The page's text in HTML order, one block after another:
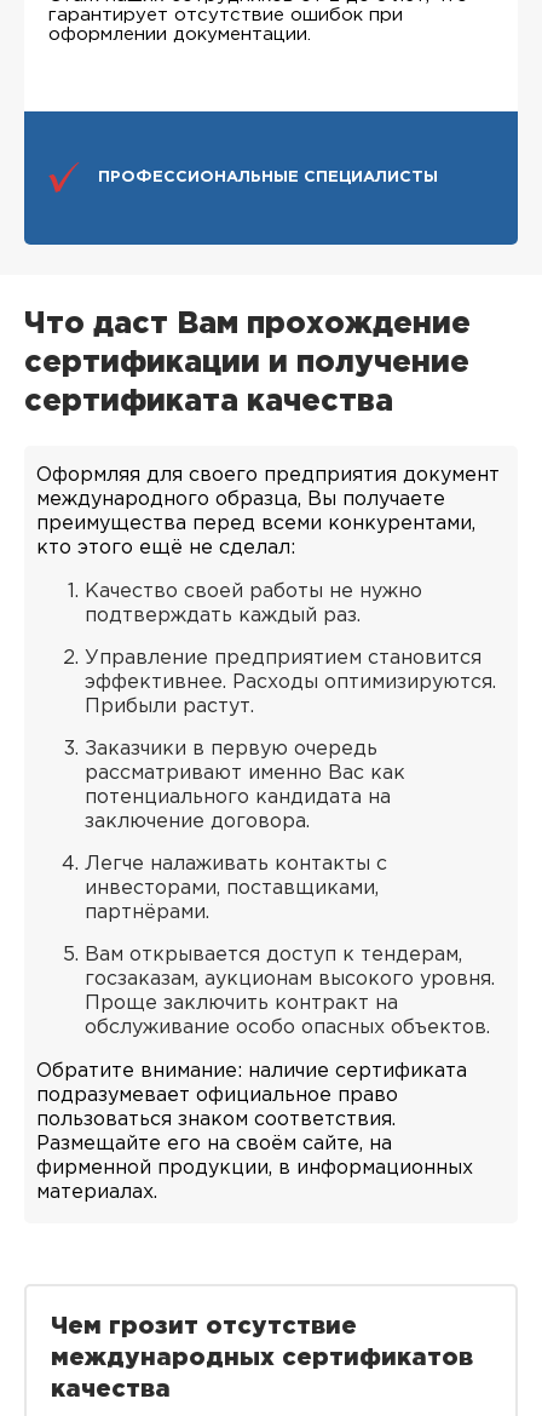
гарантирует отсутствие ошибок при
оформлении документации.
ПРОФЕССИОНАЛЬНЫЕ СПЕЦИАЛИСТЫ
Что даст Вам прохождение
сертификации и получение
сертификата качества
Оформляя для своего предприятия документ
международного образца, Вы получаете
преимущества перед всеми конкурентами,
кто этого ещё не сделал:
Качество своей работы не нужно
подтверждать каждый раз.
Управление предприятием становится
эффективнее. Расходы оптимизируются.
Прибыли растут.
Заказчики в первую очередь
рассматривают именно Вас как
потенциального кандидата на
заключение договора.
Легче налаживать контакты с
инвесторами, поставщиками,
партнёрами.
Вам открывается доступ к тендерам,
госзаказам, аукционам высокого уровня.
Проще заключить контракт на
обслуживание особо опасных объектов.
Обратите внимание: наличие сертификата
подразумевает официальное право
пользоваться знаком соответствия.
Размещайте его на своём сайте, на
фирменной продукции, в информационных
материалах.
Чем грозит отсутствие
международных сертификатов
качества